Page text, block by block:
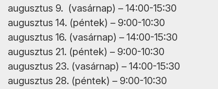
augusztus 9. (vasárnap) – 14:00-15:30
augusztus 14. (péntek) – 9:00-10:30
augusztus 16. (vasárnap) – 14:00-15:30
augusztus 21. (péntek) – 9:00-10:30
augusztus 23. (vasárnap) – 14:00-15:30
augusztus 28. (péntek) – 9:00-10:30